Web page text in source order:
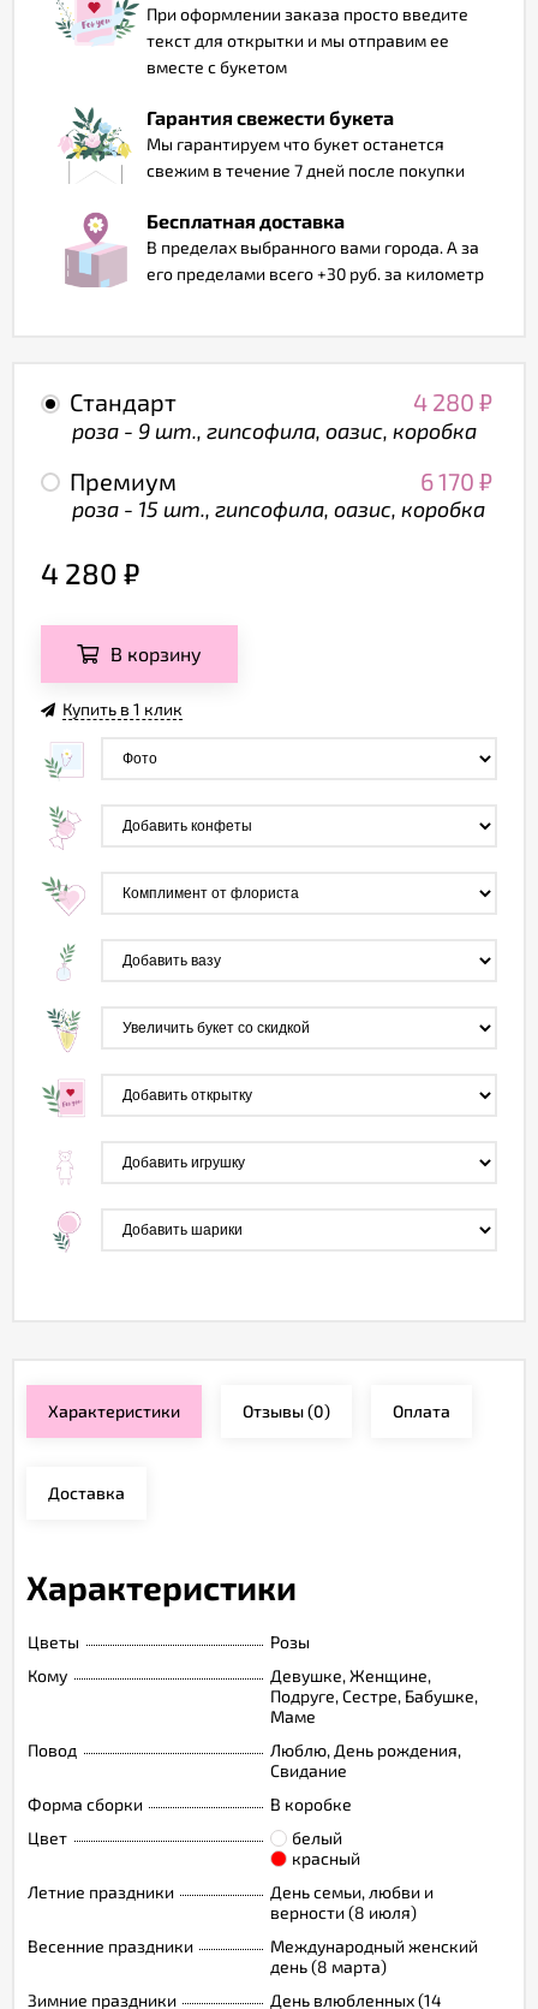
При оформлении заказа просто введите
текст для открытки и мы отправим ее
вместе с букетом
Гарантия свежести букета
Мы гарантируем что букет останется
свежим в течение 7 дней после покупки
Бесплатная доставка
В пределах выбранного вами города. А за
его пределами всего +30 руб. за километр
Стандарт 4 280 ₽
роза - 9 шт., гипсофила, оазис, коробка
Премиум 6 170 ₽
роза - 15 шт., гипсофила, оазис, коробка
4 280 ₽
В корзину
Купить в 1 клик
Характеристики Отзывы(0) Оплата
Доставка
Характеристики
Цветы
Розы
Кому
Девушке, Женщине,
Подруге, Сестре, Бабушке,
Маме
Повод
Люблю, День рождения,
Свидание
Форма сборки
В коробке
Цвет
белый
красный
Летние праздники
День семьи, любви и
верности (8 июля)
Весенние праздники
Международный женский
день (8 марта)
Зимние праздники
День влюбленных (14